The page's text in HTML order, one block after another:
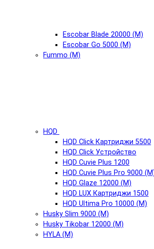
Escobar Blade 20000 (М)
Escobar Go 5000 (М)
Fummo (М)
HQD
HQD Click Картриджи 5500
HQD Click Устройство
HQD Cuvie Plus 1200
HQD Cuvie Plus Pro 9000
HQD Glaze 12000 (М)
HQD LUX Картриджи 1500
HQD Ultima Pro 10000 (М)
Husky Slim 9000 (М)
Husky Tikobar 12000 (М)
HYLA (М)